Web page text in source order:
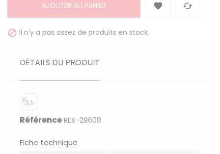
AJOUTER AU PANIER  
 Il n'y a pas assez de produits en stock.
DÉTAILS DU PRODUIT
Référence REX-29608
Fiche technique